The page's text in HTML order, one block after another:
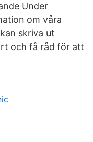
Under
om våra
skriva ut
och få råd för att